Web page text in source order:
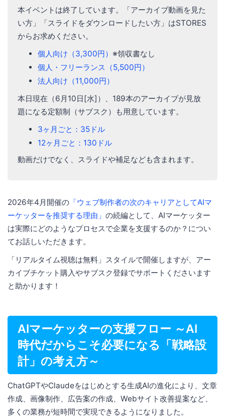
本イベントは終了しています。「アーカイブ動画を見た
い方」「スライドをダウンロードしたい方」はSTORES
からお求めください。
個人向け（3,300円） ※領収書なし
個人・フリーランス（5,500円）
法人向け（11,000円）
本日現在（6月10日[水]）、189本のアーカイブが見放
題になる定額制（サブスク）も用意しています。
3ヶ月ごと：35ドル
12ヶ月ごと：130ドル
動画だけでなく、スライドや補足なども含まれます。
2026年4月開催の 「ウェブ制作者の次のキャリアとしてAIマ
ーケッターを推奨する理由」 の続編として、AIマーケッター
は実際にどのようなプロセスで企業を支援するのか？につい
てお話しいただきます。
「リアルタイム視聴は無料」スタイルで開催しますが、アー
カイブチケット購入やサブスク登録でサポートくださいます
と助かります！
AIマーケッターの支援フロー ～AI
時代だからこそ必要になる「戦略設
計」の考え方～
ChatGPTやClaudeをはじめとする生成AIの進化により、文章
作成、画像制作、広告案の作成、Webサイト改善提案など、
多くの業務が短時間で実現できるようになりました。